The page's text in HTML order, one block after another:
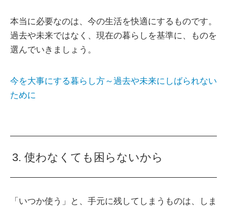
本当に必要なのは、今の生活を快適にするものです。
過去や未来ではなく、現在の暮らしを基準に、ものを
選んでいきましょう。
今を大事にする暮らし方～過去や未来にしばられない
ために
3. 使わなくても困らないから
「いつか使う」と、手元に残してしまうものは、しま